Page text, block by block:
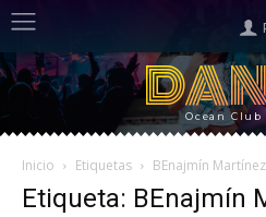
Ocean Club
Inicio Etiquetas BEnajmín Martínez
Etiqueta: BEnajmín